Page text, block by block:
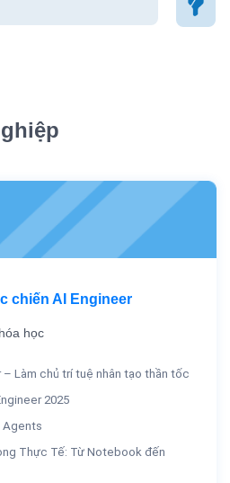
chiến AI Engineer
học
– Làm chủ trí tuệ nhân tạo thần tốc
2025
Agents
Thực Tế: Từ Notebook đến